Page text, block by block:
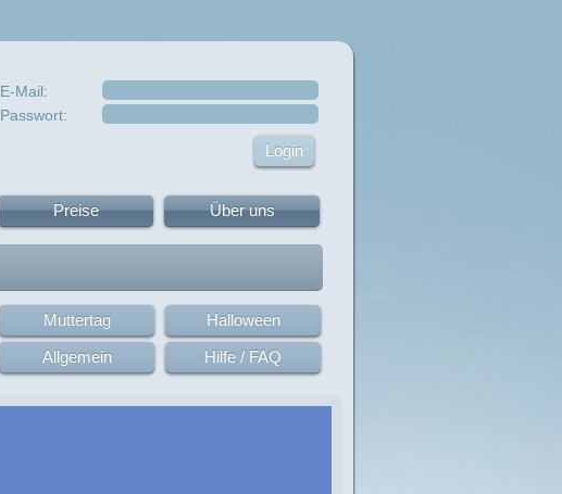
E-Mail:
Passwort:
Preise Über uns
Muttertag
Halloween
Allgemein Hilfe / FAQ